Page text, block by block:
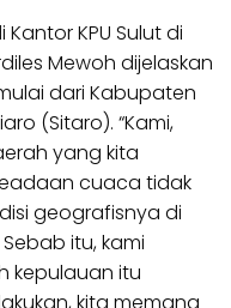
KPU Sulut di
Mewoh dijelaskan
dari Kabupaten
(Sitaro). “Kami,
yang kita
cuaca tidak
geografisnya di
itu, kami
kepulauan itu